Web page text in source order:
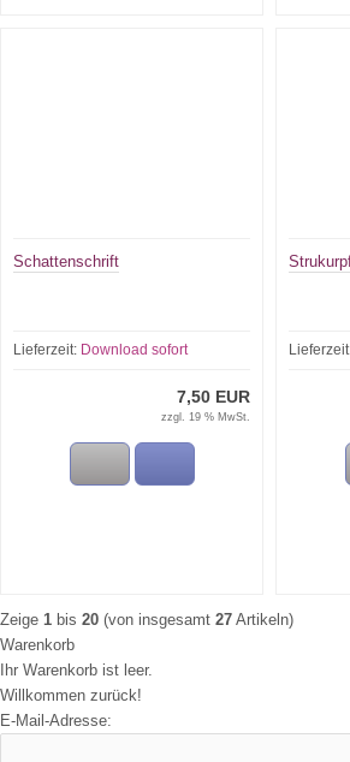
Schattenschrift
Lieferzeit: Download sofort
7,50 EUR
zzgl. 19 % MwSt.
Zeige 1 bis 20 (von insgesamt 27 Artikeln)
Warenkorb
Ihr Warenkorb ist leer.
Willkommen zurück!
E-Mail-Adresse: